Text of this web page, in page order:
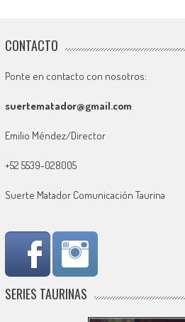
CONTACTO
Ponte en contacto con nosotros:
suertematador@gmail.com
Emilio Méndez/Director
+52 5539-028005
Suerte Matador Comunicación Taurina
SERIES TAURINAS